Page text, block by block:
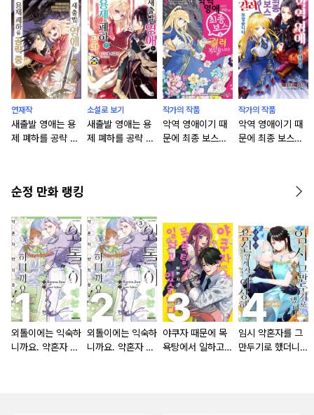
연재작
새출발 영애는 용
제 폐하를 공략 중
소설로 보기
새출발 영애는 용
제 폐하를 공략 중
작가의 작품
악역 영애이기 때
문에 최종 보스를
작가의 작품
악역 영애이기 때
문에 최종 보스를
순정 만화 랭킹
외톨이에는 익숙하
니까요. 약혼자 방
외톨이에는 익숙하
니까요. 약혼자 방
야쿠자 때문에 목
욕탕에서 일하고
임시 약혼자를 그
만두기로 했더니